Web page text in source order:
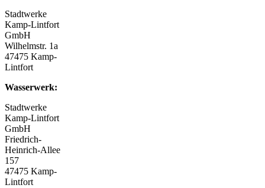
Stadtwerke
Kamp-Lintfort
GmbH
Wilhelmstr. 1a
47475 Kamp-
Lintfort
Wasserwerk:
Stadtwerke
Kamp-Lintfort
GmbH
Friedrich-
Heinrich-Allee
157
47475 Kamp-
Lintfort